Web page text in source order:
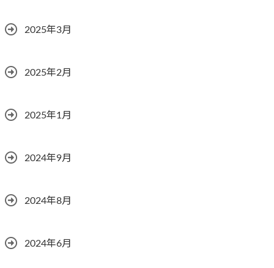
2025年3月
2025年2月
2025年1月
2024年9月
2024年8月
2024年6月